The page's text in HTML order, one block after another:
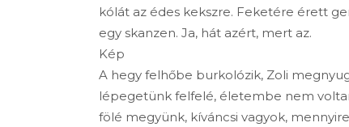
kólát az édes kekszre. Feketére érett
egy skanzen. Ja, hát azért, mert az.
Kép
A hegy felhőbe burkolózik, Zoli
lépegetünk felfelé, életembe nem
fölé megyünk, kíváncsi vagyok,